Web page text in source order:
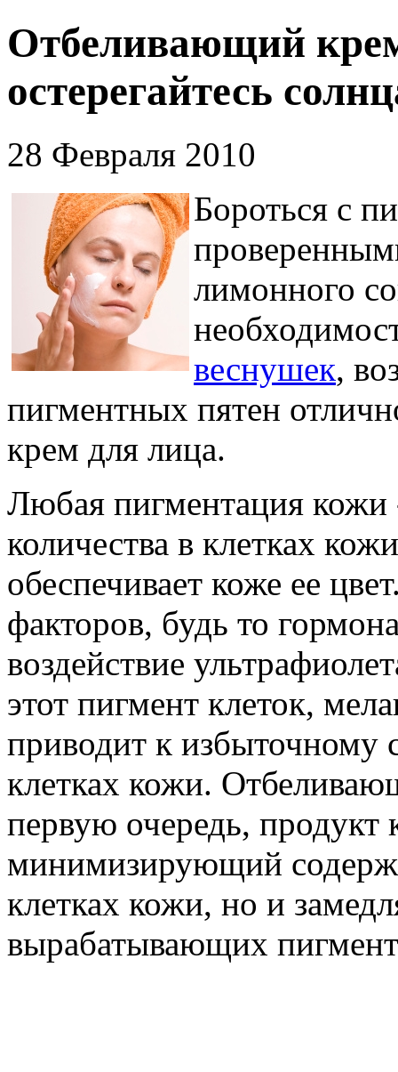
Отбеливающий
остерегайтесь
28 Февраля 2010
Бороться с
лимонного
веснушек,
пигментных пятен
крем для лица.
Любая пигментация кожи
количества в клетках
обеспечивает коже ее
факторов, будь то
воздействие
этот пигмент клеток,
приводит к избыточному
клетках кожи.
первую очередь, продукт
минимизирующий
клетках кожи, но и
вырабатывающих